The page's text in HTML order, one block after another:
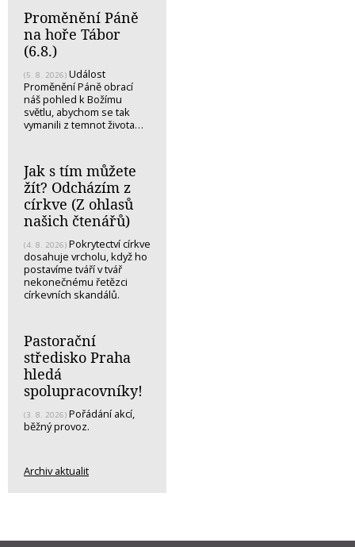
Proměnění Páně
na hoře Tábor
(6.8.)
(5. 8. 2026) Událost
Proměnění Páně obrací
náš pohled k Božímu
světlu, abychom se tak
vymanili z temnot života…
Jak s tím můžete
žít? Odcházím z
církve (Z ohlasů
našich čtenářů)
(4. 8. 2026) Pokrytectví církve
dosahuje vrcholu, když ho
postavíme tváří v tvář
nekonečnému řetězci
církevních skandálů.
Pastorační
středisko Praha
hledá
spolupracovníky!
(3. 8. 2026) Pořádání akcí,
běžný provoz.
Archiv aktualit